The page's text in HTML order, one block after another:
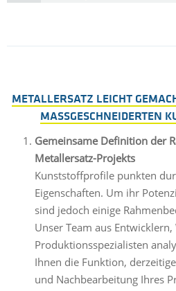
METALLERSATZ LEICHT
MASSGESCHNEIDERTEN
Gemeinsame Definition der
Metallersatz-Projekts
Kunststoffprofile punkten
Eigenschaften. Um ihr
sind jedoch einige
Unser Team aus
Produktionsspezialisten
Ihnen die Funktion,
und Nachbearbeitung Ihres